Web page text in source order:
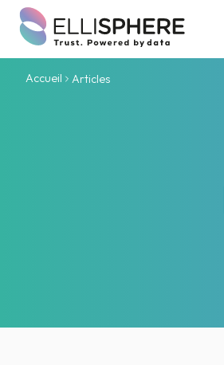
Accueil Articles